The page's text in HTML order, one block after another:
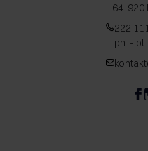
64-920
222
pn. -